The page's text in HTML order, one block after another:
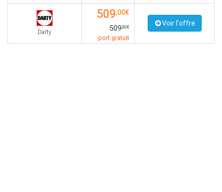
Darty
509,00€
509,00€
port gratuit
Voir l'offre